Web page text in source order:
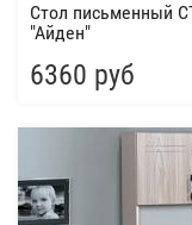
Стол письменный
"Айден"
6360 руб